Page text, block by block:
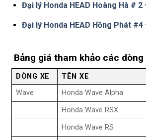
Đại lý Honda HEAD Hoàng Hà # 2
Đại lý Honda HEAD Hồng Phát #4
Bảng giá tham khảo các
DÒNG XE TÊN XE
Wave
Honda Wave Alpha
Honda Wave RSX
Honda Wave RS